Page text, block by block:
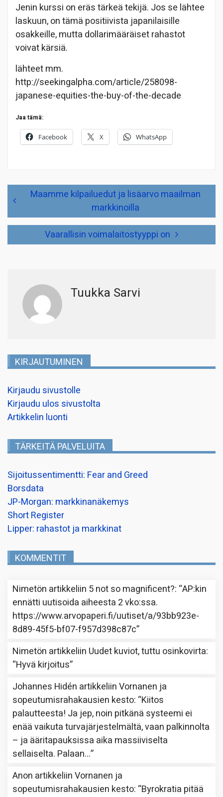
Jenin kurssi on eräs tärkeä tekijä. Jos se lähtee
laskuun, on tämä positiivista japanilaisille
osakkeille, mutta dollarimääräiset rahastot
voivat kärsiä.
lähteet mm.
http://seekingalpha.com/article/258098-
japanese-equities-the-buy-of-the-decade
Jaa tämä:
Facebook X WhatsApp
Artikkelien
selaus
Maamme kilpailuedut ja lisäarvo maailman
markkinoilla
Vaarallisin voimalaitostyyppi on
Tuukka Sarvi
KIRJAUTUMINEN
Kirjaudu sivustolle
Kirjaudu ulos sivustolta
Artikkelin luonti
TÄRKEITÄ PALVELUITA
Sijoitussentimentti: Fear and Greed
Borsdata
JP-Morgan: markkinanäkemys
Short Register
Lipper: rahastot ja markkinat
KOMMENTIT
Nimetön artikkeliin 5 not so magnificent?: “AP:kin
ennätti uutisoida aiheesta 2 vko:ssa.
https://www.arvopaperi.fi/uutiset/a/93bb923e-
8d89-45f5-bf07-f957d398c87c”
Nimetön artikkeliin Uudet kuviot, tuttu osinkovirta:
“Hyvä kirjoitus”
Johannes Hidén artikkeliinVornanen ja
sopeutumisrahakausien kesto: “Kiitos
palautteesta! Ja jep, noin pitkänä systeemi ei
enää vaikuta turvajärjestelmältä, vaan palkinnolta
– ja ääritapauksissa aika massiiviselta
sellaiselta. Palaan…”
Anon artikkeliinVornanen ja
sopeutumisrahakausien kesto: “Byrokratia pitää